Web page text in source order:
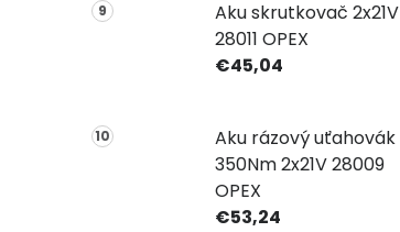
Aku skrutkovač 2x21V
28011 OPEX
€45,04
Aku rázový uťahovák
350Nm 2x21V 28009
OPEX
€53,24